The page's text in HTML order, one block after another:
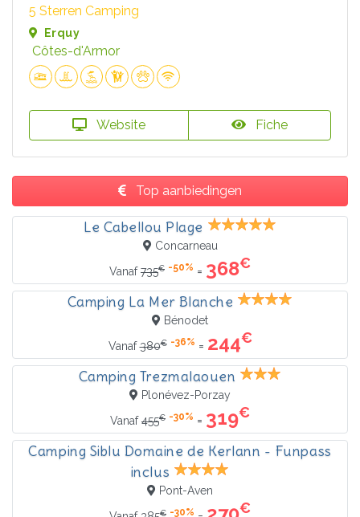
5 Sterren Camping
Erquy
Côtes-d'Armor
Website Fiche
Top aanbiedingen
Le Cabellou Plage
Concarneau
Vanaf735€ -50% = 368€
Camping La Mer Blanche
Bénodet
Vanaf380€ -36% = 244€
Camping Trezmalaouen
Plonévez-Porzay
Vanaf455€ -30% = 319€
Camping Siblu Domaine de Kerlann - Funpass
inclus
Pont-Aven
€ -30% €